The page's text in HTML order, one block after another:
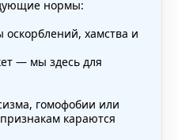
нормы:
хамства и
— мы здесь для
гомофобии или
караются